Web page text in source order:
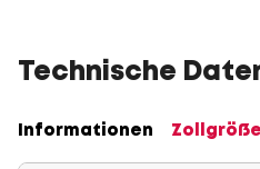
Technische
Informationen Zollgröße